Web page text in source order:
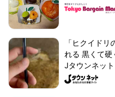
「ヒクイド
れる 黒くて硬
Jタウンネット